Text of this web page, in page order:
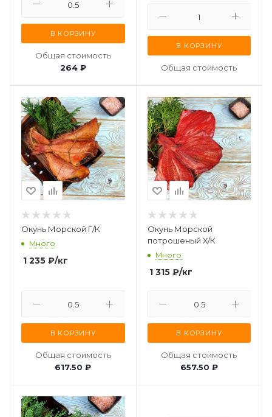
В КОРЗИНУ
Общая стоимость
264 ₽
В КОРЗИНУ
Общая стоимость
Окунь Морской Г/К
Много
1 235 ₽/кг
В КОРЗИНУ
Общая стоимость
617.50 ₽
Окунь Морской
потрошеный Х/К
Много
1 315₽/кг
В КОРЗИНУ
Общая стоимость
657.50 ₽